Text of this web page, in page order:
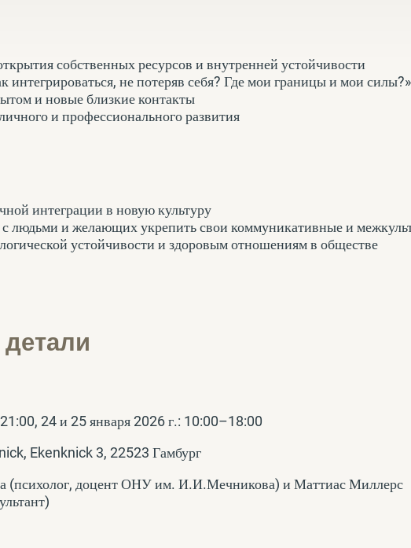
собственных ресурсов и внутренней устойчивости
не потеряв себя? Где мои границы и мои силы?»
и новые близкие контакты
и профессионального развития
интеграции в новую культуру
людьми и желающих укрепить свои коммуникативные и
устойчивости и здоровым отношениям в обществе
24 и 25 января 2026 г.: 10:00–18:00
Ekenknick 3, 22523 Гамбург
(психолог, доцент ОНУ им. И.И.Мечникова) и Маттиас Миллерс